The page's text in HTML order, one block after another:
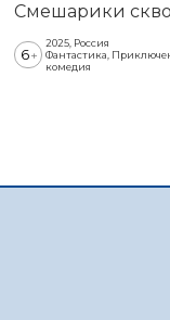
6+
2025, Россия
Фантастика,
комедия